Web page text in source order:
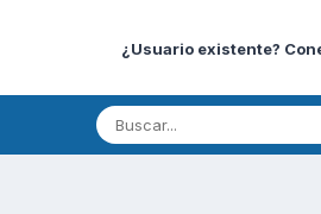
¿Usuario existente?